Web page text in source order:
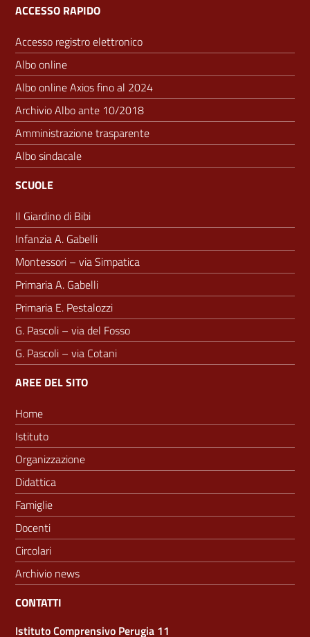
ACCESSO RAPIDO
Accesso registro elettronico
Albo online
Albo online Axios fino al 2024
Archivio Albo ante 10/2018
Amministrazione trasparente
Albo sindacale
SCUOLE
Il Giardino di Bibi
Infanzia A. Gabelli
Montessori – via Simpatica
Primaria A. Gabelli
Primaria E. Pestalozzi
G. Pascoli – via del Fosso
G. Pascoli – via Cotani
AREE DEL SITO
Home
Istituto
Organizzazione
Didattica
Famiglie
Docenti
Circolari
Archivio news
CONTATTI
Istituto Comprensivo Perugia 11